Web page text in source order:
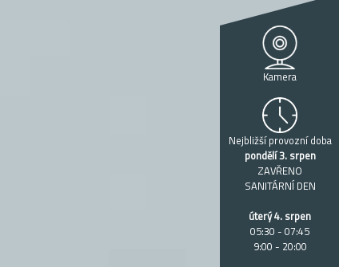
Kamera
Nejbližší provozní doba
pondělí 3. srpen
ZAVŘENO
SANITÁRNÍ DEN
úterý 4. srpen
05:30 - 07:45
9:00 - 20:00